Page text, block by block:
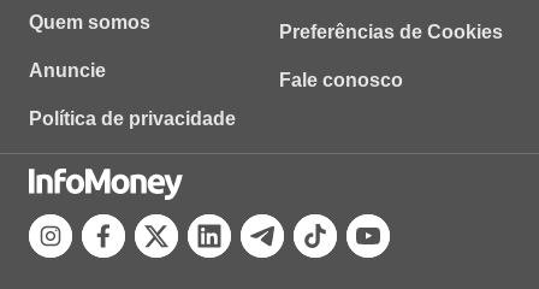
Quem somos
Anuncie
Política de privacidade
Preferências de Cookies
Fale conosco